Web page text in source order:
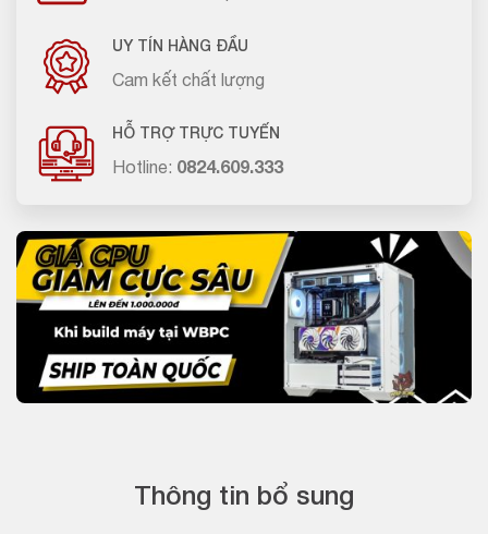
UY TÍN HÀNG ĐẦU
Cam kết chất lượng
HỖ TRỢ TRỰC TUYẾN
Hotline: 0824.609.333
Thông tin bổ sung